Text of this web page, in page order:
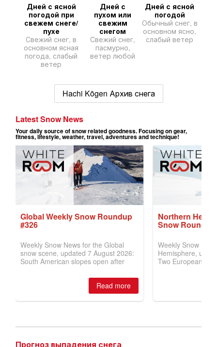
Дней с ясной
погодой при
свежем снеге/
пухе
Свежий снег, в
основном ясная
погода, слабый
ветер
Дней с
пухом или
свежим
снегом
Свежий снег,
пасмурно,
ветер любой
Дней с ясной
погодой
Обычный снег, в
основном ясно,
слабый ветер
Hachi Kōgen Архив снега
Прогноз выпадения снега